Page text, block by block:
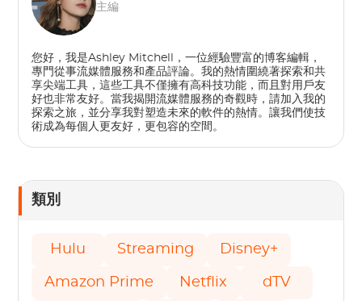
主編
您好，我是Ashley Mitchell，一位經驗豐富的博客編輯，
專門從事流媒體服務和產品評論。我的熱情圍繞著探索和共
享尖端工具，這些工具不僅擁有高科技功能，而且對用戶友
好也非常友好。當我揭開流媒體服務的奇觀時，請加入我的
探索之旅，並分享我對塑造未來的軟件的熱情。讓我們使技
術成為每個人更友好，更包容的空間。
類別
Hulu Streaming Disney+
Amazon Prime Netflix dTV